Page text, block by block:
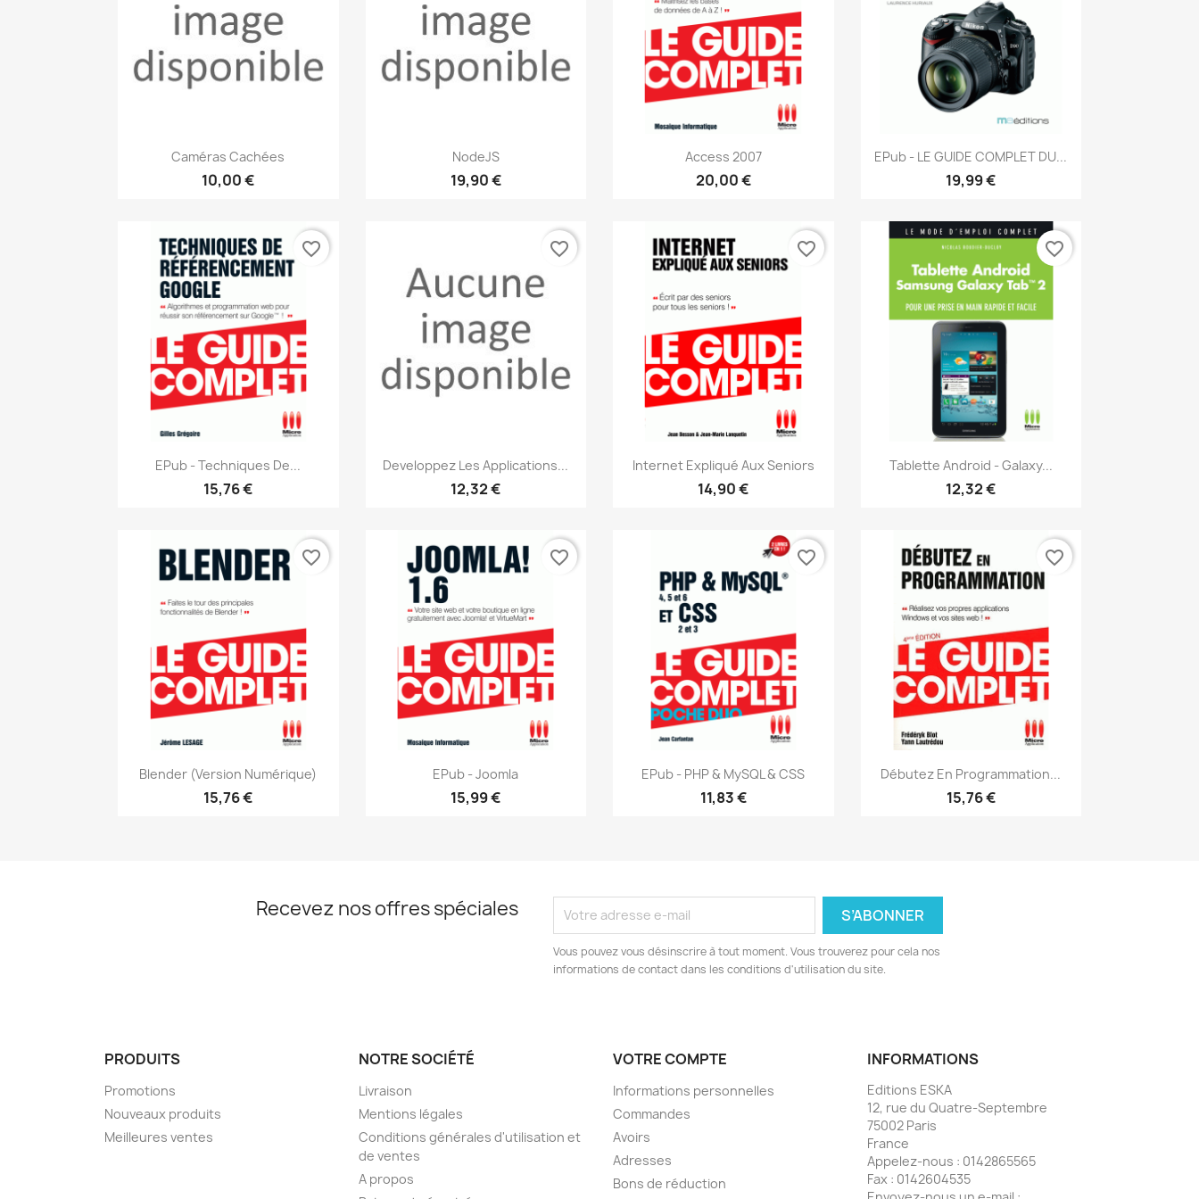
Aperçu rapide
Caméras Cachées
10,00 €
Aperçu rapide
NodeJS
19,90 €
Aperçu rapide
Access 2007
20,00 €
Aperçu rapide
EPub - LE GUIDE COMPLET DU...
19,99 €
 Aperçu rapide
EPub - Techniques De...
15,76 €
favorite_border
Aperçu rapide
Developpez Les Applications...
12,32 €
favorite_border
Aperçu rapide
Internet Expliqué Aux Seniors
14,90 €
favorite_border
Aperçu rapide
Tablette Android - Galaxy...
12,32 €
favorite_border
 Aperçu rapide
Blender (version Numérique)
15,76 €
favorite_border
Aperçu rapide
EPub - Joomla
15,99 €
favorite_border
Aperçu rapide
EPub - PHP & MySQL & CSS
11,83 €
favorite_border
Aperçu rapide
Débutez En Programmation...
15,76 €
favorite_border
Recevez nos offres spéciales
Vous pouvez vous désinscrire à tout moment. Vous trouverez pour cela nos
informations de contact dans les conditions d'utilisation du site.
PRODUITS
Promotions
Nouveaux produits
Meilleures ventes
NOTRE SOCIÉTÉ
Livraison
Mentions légales
Conditions générales d'utilisation et
de ventes
A propos
VOTRE COMPTE
Informations personnelles
Commandes
Avoirs
Adresses
Bons de réduction
INFORMATIONS
Editions ESKA
12, rue du Quatre-Septembre
75002 Paris
France
Appelez-nous : 0142865565
Fax : 0142604535